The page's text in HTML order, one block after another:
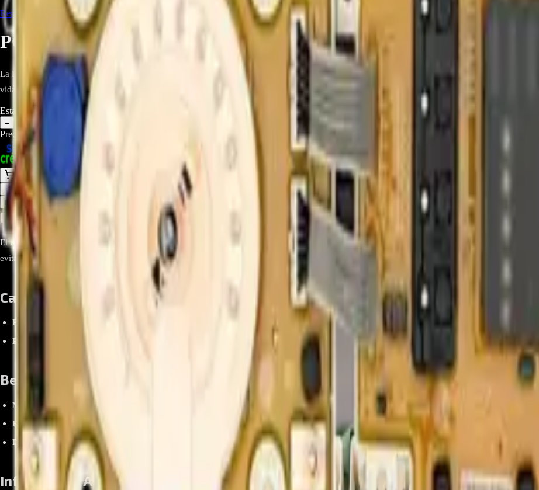
Repuestos para Lavadoras , Repuestos Línea Blanca Repuestos/Herramientas
PCB Assembly EBR73512608 Para Lavadora LG - REP-1246
La PCB Assembly LG EBR73512608 es una tarjeta original diseñada para lavadoras LG. Su función es filtrar interferencias eléctricas y proteger
vida útil. Repuesto OEM ideal para mantener tu lavadora en óptimo funcionamiento.
Estado: Disponible
−
Precio Regular: 136.500
120.000
Comprar en línea
−
1
+
Descripción
Atributos
PCB Assembly LG EBR73512608: Protección y Estabilidad para tu Lavadora
ElPCB Assembly LG EBR73512608
es un repuesto original diseñado para garantizar la seguridad eléctrica de tu lavadora. Su función principal
evitando daños ocasionados por variaciones de corriente.
Características Destacadas
Protección de Circuitos
: Evita fallos eléctricos que puedan afectar el desempeño de la lavadora.
Repuesto Original LG
: Diseñado para asegurar compatibilidad y calidad OEM.
Beneficios Clave
Mayor Vida Útil
: Protege los componentes electrónicos, prolongando la durabilidad de tu lavadora.
Rendimiento Estable
: Reduce ruidos eléctricos y garantiza un lavado confiable.
Fácil Instalación : Compatible con modelos específicos LG, lista para reemplazo directo.
Información Adicional